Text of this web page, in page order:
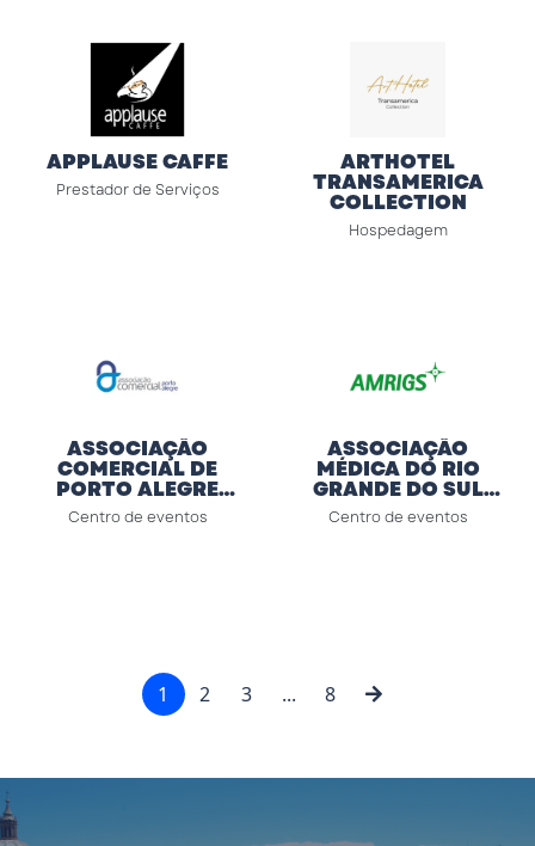
APPLAUSE CAFFE
Prestador de Serviços
ARTHOTEL
TRANSAMERICA
COLLECTION
Hospedagem
ASSOCIAÇÃO
COMERCIAL DE
PORTO ALEGRE
(ACPA)
Centro de eventos
ASSOCIAÇÃO
MÉDICA DO RIO
GRANDE DO SUL
(AMRIGS)
Centro de eventos
1 2 3 ... 8